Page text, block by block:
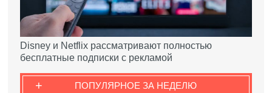
Disney и Netflix рассматривают полностью
бесплатные подписки с рекламой
ПОПУЛЯРНОЕ ЗА НЕДЕЛЮ
+